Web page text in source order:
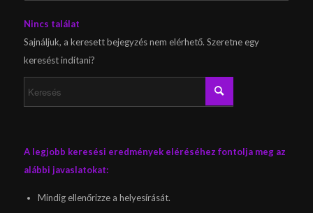
Nincs találat
Sajnáljuk, a keresett bejegyzés nem elérhető. Szeretne egy
keresést indítani?
A legjobb keresési eredmények eléréséhez fontolja meg az
alábbi javaslatokat:
Mindig ellenőrizze a helyesírását.